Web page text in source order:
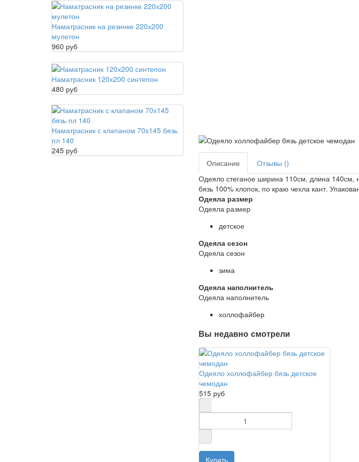
Описание
Отзывы ()
Одеяло стеганое ширина 110см, длина 140см,
бязь 100% хлопок, по краю чехла кант.
Одеяла размер
Одеяла размер
детское
Одеяла сезон
Одеяла сезон
зима
Одеяла наполнитель
Одеяла наполнитель
холлофайбер
Вы недавно смотрели
Одеяло холлофайбер бязь детское
чемодан
515 руб
Наматрасник на резинке 220х200
мулетон
960 руб
Наматрасник 120х200 синтепон
480 руб
Наматрасник с клапаном 70х145 бязь
пл 140
245 руб